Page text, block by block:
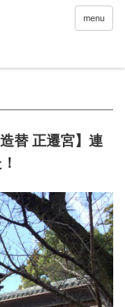
menu
替 正遷宮】連